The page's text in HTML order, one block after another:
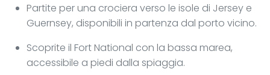
Partite per una crociera verso le isole di Jersey e
Guernsey, disponibili in partenza dal porto vicino.
Scoprite il Fort National con la bassa marea,
accessibile a piedi dalla spiaggia.